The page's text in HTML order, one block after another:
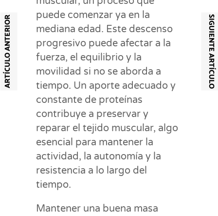
puede comenzar ya en la
mediana edad. Este descenso
progresivo puede afectar a la
fuerza, el equilibrio y la
movilidad si no se aborda a
tiempo. Un aporte adecuado y
constante de proteínas
contribuye a preservar y
reparar el tejido muscular, algo
esencial para mantener la
actividad, la autonomía y la
resistencia a lo largo del
tiempo.
Mantener una buena masa
ARTÍCULO ANTERIOR SIGUIENTE ARTÍCULO